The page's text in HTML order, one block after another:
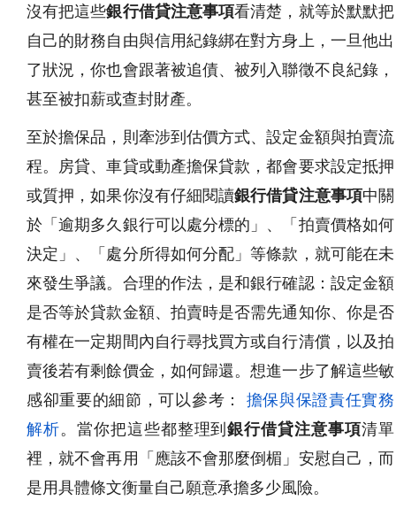
沒有把這些銀行借貸注意事項看清楚，就等於默默把
自己的財務自由與信用紀錄綁在對方身上，一旦他出
了狀況，你也會跟著被追債、被列入聯徵不良紀錄，
甚至被扣薪或查封財產。
至於擔保品，則牽涉到估價方式、設定金額與拍賣流
程。房貸、車貸或動產擔保貸款，都會要求設定抵押
或質押，如果你沒有仔細閱讀銀行借貸注意事項中關
於「逾期多久銀行可以處分標的」、「拍賣價格如何
決定」、「處分所得如何分配」等條款，就可能在未
來發生爭議。合理的作法，是和銀行確認：設定金額
是否等於貸款金額、拍賣時是否需先通知你、你是否
有權在一定期間內自行尋找買方或自行清償，以及拍
賣後若有剩餘價金，如何歸還。想進一步了解這些敏
感卻重要的細節，可以參考：
擔保與保證責任實務
解析。當你把這些都整理到銀行借貸注意事項清單
裡，就不會再用「應該不會那麼倒楣」安慰自己，而
是用具體條文衡量自己願意承擔多少風險。